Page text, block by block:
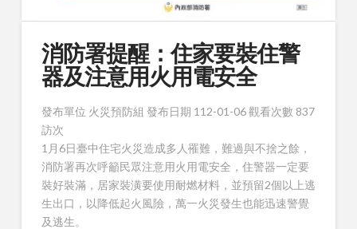
消防署提醒：住家要裝住警
器及注意用火用電安全
發布單位 火災預防組 發布日期 112-01-06觀看次數 837
訪次
1月6日臺中住宅火災造成多人罹難，難過與不捨之餘，
消防署再次呼籲民眾注意用火用電安全，住警器一定要
裝好裝滿，居家裝潢要使用耐燃材料，並預留2個以上逃
生出口，以降低起火風險，萬一火災發生也能迅速警覺
及逃生。